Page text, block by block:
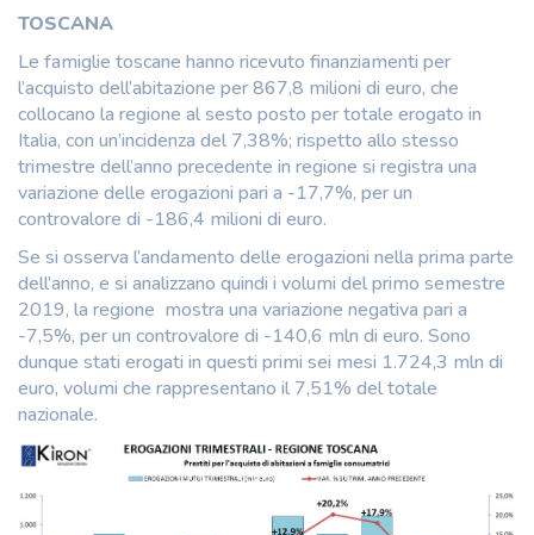
TOSCANA
Le famiglie toscane hanno ricevuto finanziamenti per
l’acquisto dell’abitazione per 867,8 milioni di euro, che
collocano la regione al sesto posto per totale erogato in
Italia, con un’incidenza del 7,38%; rispetto allo stesso
trimestre dell’anno precedente in regione si registra una
variazione delle erogazioni pari a -17,7%, per un
controvalore di -186,4 milioni di euro.
Se si osserva l’andamento delle erogazioni nella prima parte
dell’anno, e si analizzano quindi i volumi del primo semestre
2019, la regione mostra una variazione negativa pari a
-7,5%, per un controvalore di -140,6 mln di euro. Sono
dunque stati erogati in questi primi sei mesi 1.724,3 mln di
euro, volumi che rappresentano il 7,51% del totale
nazionale.